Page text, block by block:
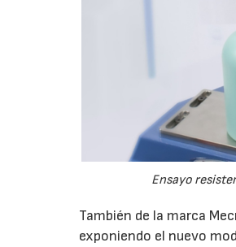
Ensayo
También de la marca
exponiendo el nuevo